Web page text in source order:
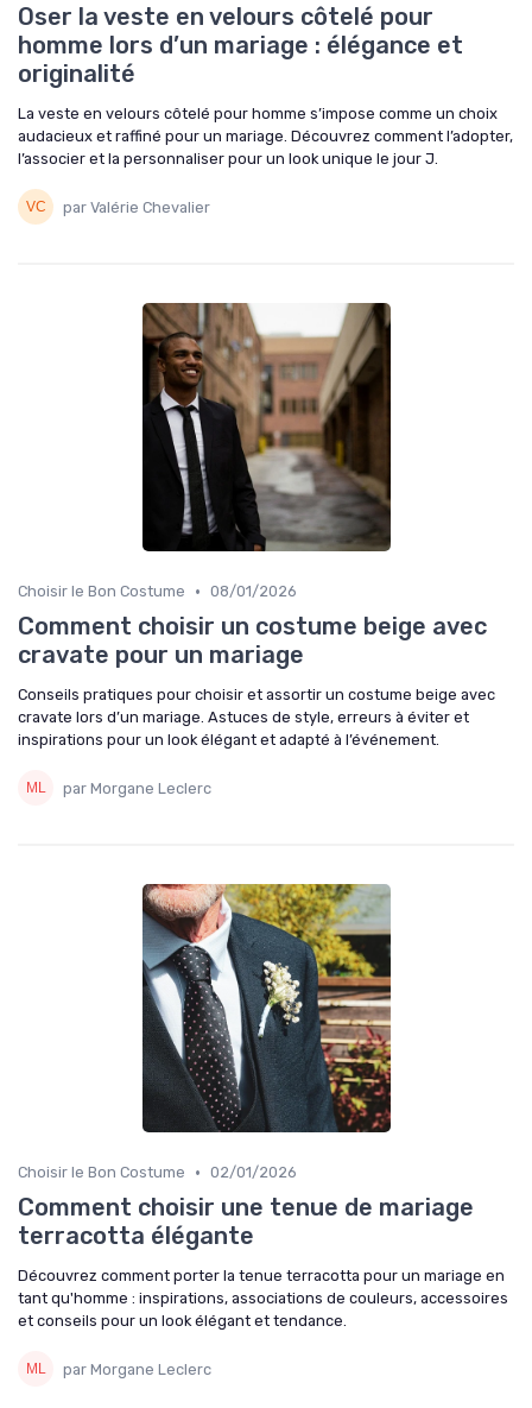
Oser la veste en velours côtelé pour
homme lors d’un mariage : élégance et
originalité
La veste en velours côtelé pour homme s’impose comme un choix
audacieux et raffiné pour un mariage. Découvrez comment l’adopter,
l’associer et la personnaliser pour un look unique le jour J.
par Valérie Chevalier
Choisir le Bon Costume • 08/01/2026
Comment choisir un costume beige avec
cravate pour un mariage
Conseils pratiques pour choisir et assortir un costume beige avec
cravate lors d’un mariage. Astuces de style, erreurs à éviter et
inspirations pour un look élégant et adapté à l’événement.
par Morgane Leclerc
Choisir le Bon Costume • 02/01/2026
Comment choisir une tenue de mariage
terracotta élégante
Découvrez comment porter la tenue terracotta pour un mariage en
tant qu'homme : inspirations, associations de couleurs, accessoires
et conseils pour un look élégant et tendance.
par Morgane Leclerc